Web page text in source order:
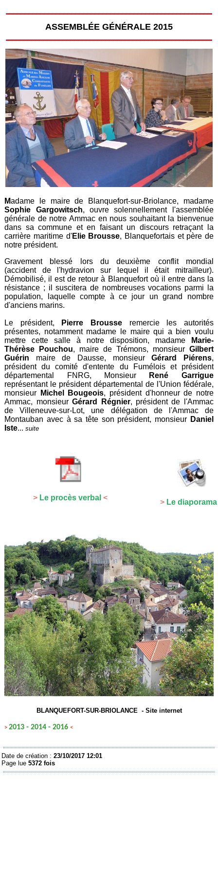
ASSEMBLÉE GÉNÉRALE 2015
Madame le maire de Blanquefort-sur-Briolance, madame
Sophie Gargowitsch, ouvre solennellement l'assemblée
générale de notre Ammac en nous souhaitant la bienvenue
dans sa commune et en faisant un discours retraçant la
carrière maritime d'Elie Brousse, Blanquefortais et père de
notre président.
Gravement blessé lors du deuxième conflit mondial
(accident de l'hydravion sur lequel il était mitrailleur).
Démobilisé, il est de retour à Blanquefort où il entre dans la
résistance ; il suscitera de nombreuses vocations parmi la
population, laquelle compte à ce jour un grand nombre
d'anciens marins.
Le président, Pierre Brousse remercie les autorités
présentes, notamment madame le maire qui a bien voulu
mettre cette salle à notre disposition, madame
Marie-
Thérèse Pouchou, maire de Trémons, monsieur Gilbert
Guérin maire de Dausse, monsieurGérard Piérens,
président du comité d'entente du Fumélois et président
départemental FNRG, Monsieur
René Garrigue
représentant le président départemental de l'Union fédérale,
monsieur
Michel Bougeois, président d'honneur de notre
Ammac, monsieurGérard Régnier, président de l'Ammac
de Villeneuve-sur-Lot, une délégation de l'Ammac de
Montauban avec à sa tête son président, monsieur Daniel
Iste...suite
> Le procès verbal <
> Le diaporama
BLANQUEFORT-SUR-BRIOLANCE - Site internet
> 2013 -2014 -2016 <
Date de création :23/10/2017 12:01
Page lue5372 fois